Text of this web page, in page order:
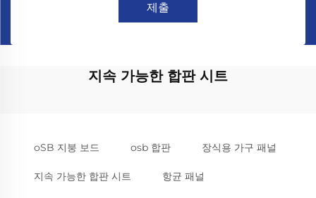
제출
지속 가능한 합판 시트
oSB 지붕 보드 osb 합판 장식용 가구 패널
지속 가능한 합판 시트 항균 패널